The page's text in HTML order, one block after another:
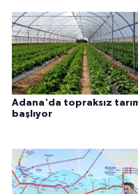
Adana'da topraksız
başlıyor